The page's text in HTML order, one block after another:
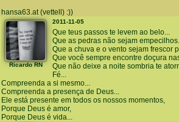
hansa63.at (vettell) :))
Ricardo RN
2011-11-05
Que teus passos te levem ao belo...
Que as pedras não sejam
Que a chuva e o vento sejam frescor
Que você sempre encontre doçura
Que não deixe a noite sombria te
Fé...
Compreenda a si mesmo...
Compreenda a presença de Deus...
Ele está presente em todos os nossos momentos,
Porque Deus é amor,
Porque Deus é vida...